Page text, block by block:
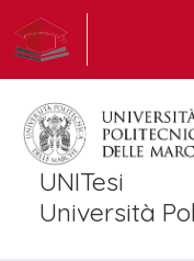
UNITesi
Università